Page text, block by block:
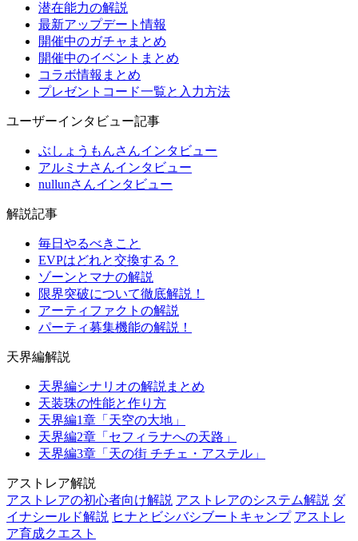
潜在能力の解説
最新アップデート情報
開催中のガチャまとめ
開催中のイベントまとめ
コラボ情報まとめ
プレゼントコード一覧と入力方法
ユーザーインタビュー記事
ぶしょうもんさんインタビュー
アルミナさんインタビュー
nullunさんインタビュー
解説記事
毎日やるべきこと
EVPはどれと交換する？
ゾーンとマナの解説
限界突破について徹底解説！
アーティファクトの解説
パーティ募集機能の解説！
天界編解説
天界編シナリオの解説まとめ
天装珠の性能と作り方
天界編1章「天空の大地」
天界編2章「セフィラナへの天路」
天界編3章「天の街 チチェ・アステル」
アストレア解説
アストレアの初心者向け解説 アストレアのシステム解説 ダ
イナシールド解説 ヒナとビシバシブートキャンプ アストレ
ア育成クエスト